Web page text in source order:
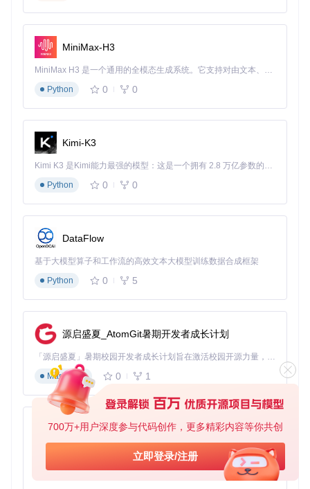
700万+用户深度参与代码创作，更多精彩内容等你共创
立即登录/注册
Flux1-dev通过系统性优化实现了三大核心价值：首先，将先
进AI能力下沉到消费级硬件，降低技术准入门槛；其次，通过
高效资源利用减少硬件升级成本，平均可节省60%以上的显存
资源；最后，即插即用的设计加速了AI应用的原型验证与产品
四、操作指南：环境配置工作流
4.1 模型获取与部署
克隆项目仓库
检查点：确认flux1-dev-fp8.safetensors文件存在于项目根
模型文件部署 将flux1-dev-fp8.safetensors文件复制到Co
mfyUI的checkpoints目录：
检查点：验证文件权限与完整性
4.2 工作流配置步骤
启动ComfyUI应用程序
在节点面板中选择"Load Checkpoint"节点
从下拉菜单中选择"flux1-dev-fp8.safetensors"
连接文本输入与输出节点，无需额外配置文本编码器
调整推理参数（建议初始设置：steps=20, cfg=7.5）
执行工作流并监控显存使用情况
五、场景化应用案例
MiniMax-H3
MiniMax H3 是一个通用的全模态生成系统。它支持对由文本、图像、视频和音频组成的多模态上下文进行统一理解，并能生成分辨率高达 2K、时长可达 15 秒的带原生立体声音频的视频。得益于面向任务泛化的系统设计，H3 在预训练阶段就已具备广泛的多模态上下文理解与生成能力，能够出色地执行复杂的多模态指令。
Python
0 0
Kimi-K3
Kimi K3 是Kimi能力最强的模型：这是一个拥有 2.8 万亿参数的混合专家（MoE）模型，具备原生视觉理解能力，并支持 100 万 token 的上下文窗口。
Python
0 0
DataFlow
基于大模型算子和工作流的高效文本大模型训练数据合成框架
Python
0 5
源启盛夏_AtomGit暑期开发者成长计划
「源启盛夏」暑期校园开发者成长计划旨在激活校园开源力量，通过积分激励、认证扶持、资源倾斜等形式，引导高校组织和开发者完成「入驻 — 建项目 — 做贡献 — 获认证 — 得资源」的完整闭环。无论你是想带领社团入驻平台的组织者，还是希望用代码贡献证明自己的开发者，都能在这里找到属于你的成长路径。
Markdown
0 1
py-xiaozhi
基于Python的Xiaozhi AI，适用于想要完整Xiaozhi体验而无需拥有专用硬件的用户。
Python
0 1